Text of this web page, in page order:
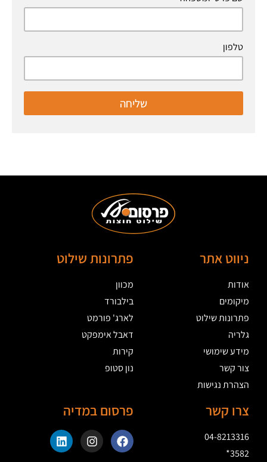
טלפון
שליחה
ניווט אתר
אודות
מיקומים
פתרונות שילוט
גלריה
מידע שימושי
צור קשר
הצהרת נגישות
פתרונות שילוט
מכוון
בילבורד
לארג' פורמט
דאבל אימפקט
קירות
נון סטופ
צרו קשר
04-8213316
3582*
פרסום במדיה